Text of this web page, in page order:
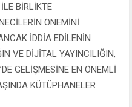
BİRLİKTE
ÖNEMİNİ
İDDİA EDİLENİN
VE DİJİTAL YAYINCILIĞIN,
GELİŞMESİNE EN ÖNEMLİ
KÜTÜPHANELER